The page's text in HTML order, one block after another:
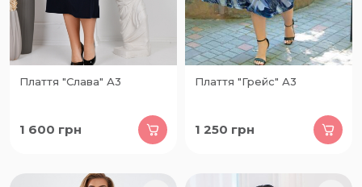
Плаття "Слава" А3
1 600 грн
Плаття "Грейс" А3
1 250 грн